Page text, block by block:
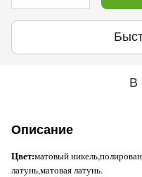
В
Описание
Цвет:матовый
латунь,матовая латунь.